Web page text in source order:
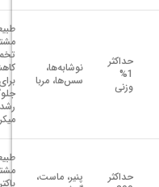
حداکثر
1%
وزنی
نوشابه‌ها،
سس‌ها، مربا
حداکثر
پنیر، ماست،